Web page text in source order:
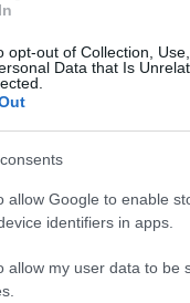
opt-out of Collection,
Data that Is
allow Google to enable
identifiers in apps.
allow my user data to be
e i tessuti
di offrire
Non
yoga e co-
invita a stare nella
possiamo
Ma non è